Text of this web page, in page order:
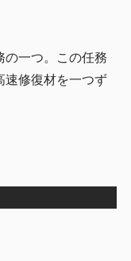
の一つ。この任務
速修復材を一つず